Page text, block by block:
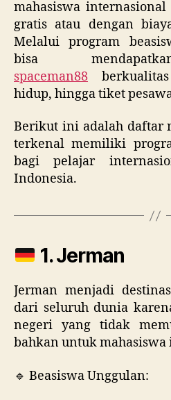
mahasiswa
gratis atau dengan
Melalui program
bisa
spaceman88
hidup, hingga tiket
Berikut ini adalah daftar
terkenal memiliki
bagi pelajar
Indonesia.
1. Jerman
Jerman menjadi
dari seluruh dunia
negeri yang tidak
bahkan untuk
🔹 Beasiswa Unggulan: